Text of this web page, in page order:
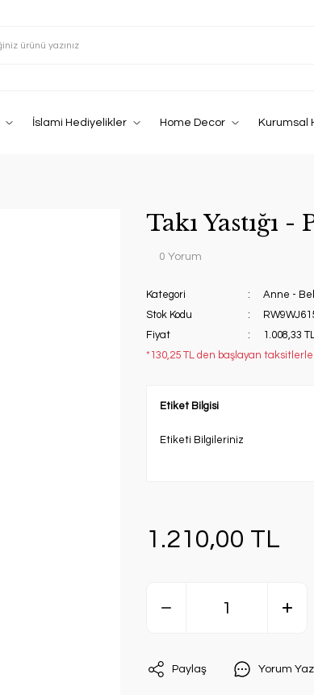
İslami Hediyelikler Home Decor Kurumsal
Takı Yastığı -
0 Yorum
Kategori
Anne -
Stok Kodu
Fiyat
1.008,33
*130,25 TL den başlayan
Etiket Bilgisi
Etiketi Bilgileriniz
1.210,00 TL
Paylaş Yorum Yaz